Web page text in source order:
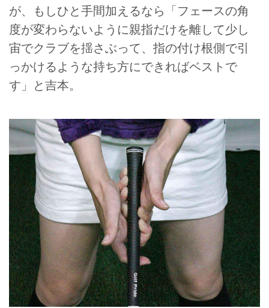
が、もしひと手間加えるなら「フェースの角
度が変わらないように親指だけを離して少し
宙でクラブを揺さぶって、指の付け根側で引
っかけるような持ち方にできればベストで
す」と吉本。